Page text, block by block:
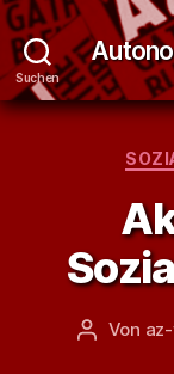
Suchen
Von